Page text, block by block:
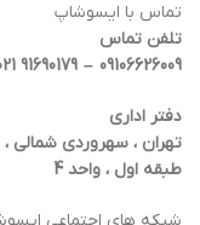
تماس با ایسوشاپ
تلفن تماس
09106626009 – 91690179 021
دفتر اداری
طبقه اول ، واحد 4